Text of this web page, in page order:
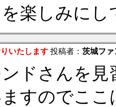
楽しみに
いたします 投稿者： 茨城ファ
ドさんを
すのでこ